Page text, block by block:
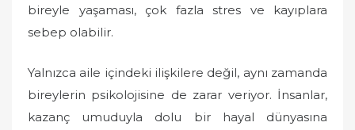
bireyle yaşaması, çok fazla stres ve kayıplara
sebep olabilir.
Yalnızca aile içindeki ilişkilere değil, aynı zamanda
bireylerin psikolojisine de zarar veriyor. İnsanlar,
kazanç umuduyla dolu bir hayal dünyasına